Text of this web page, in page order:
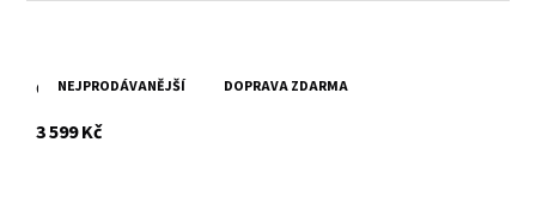
NEJPRODÁVANĚJŠÍ DOPRAVA ZDARMA
Černá kožená taška Divoký býk
3 599 Kčs DPH